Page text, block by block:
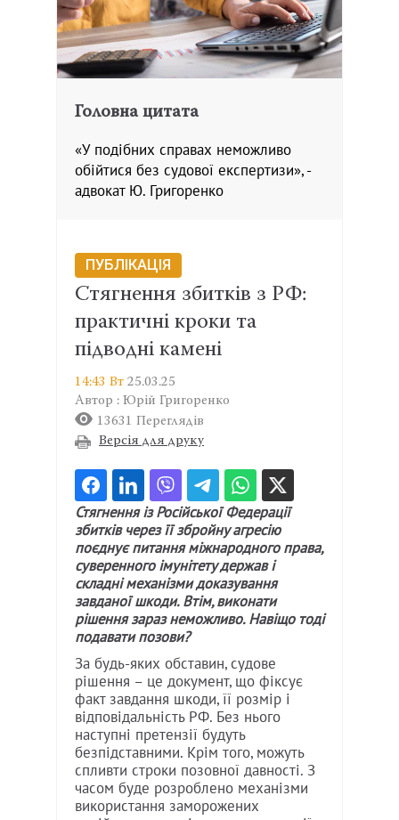
Головна цитата
«У подібних справах неможливо
обійтися без судової експертизи», -
адвокат Ю. Григоренко
ПУБЛІКАЦІЯ
Стягнення збитків з РФ:
практичні кроки та
підводні камені
14:43 Вт 25.03.25
Автор : Юрій Григоренко
13631 Переглядів
Версія для друку
Стягнення із Російської Федерації
збитків через її збройну агресію
поєднує питання міжнародного права,
суверенного імунітету держав і
складні механізми доказування
завданої шкоди. Втім, виконати
рішення зараз неможливо. Навіщо тоді
подавати позови?
За будь-яких обставин, судове
рішення – це документ, що фіксує
факт завдання шкоди, її розмір і
відповідальність РФ. Без нього
наступні претензії будуть
безпідставними. Крім того, можуть
спливти строки позовної давності. З
часом буде розроблено механізми
використання заморожених